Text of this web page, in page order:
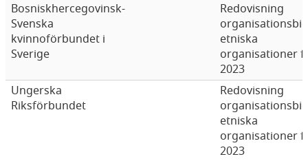
Bosniskhercegovinsk-
Svenska
kvinnoförbundet i
Sverige
Redovisning
etniska
organisationer
2023
Ungerska
Riksförbundet
Redovisning
etniska
organisationer
2023